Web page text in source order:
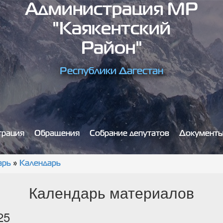
Администрация МР
"Каякентский
Район"
Республики Дагестан
Обращения Собрание депутатов
» Календарь
Календарь материалов